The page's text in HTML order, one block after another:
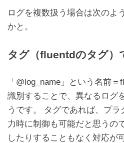
ログを複数扱う場合は次のよ
かと。
タグ（fluentdのタグ）
「@log_name」という名前
識別することで、異なるログ
うです。 タグであれば、プ
力時に制御も可能だと思うの
したりすることもなく対応が